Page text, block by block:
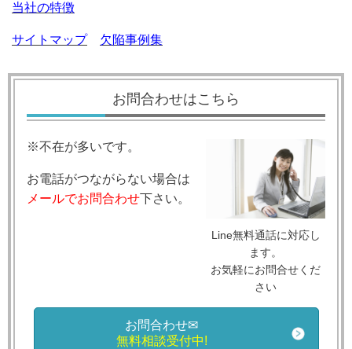
当社の特徴
サイトマップ 欠陥事例集
お問合わせはこちら
Line無料通話に対応し
ます。
お気軽にお問合せくだ
さい
※不在が多いです。
お電話がつながらない場合は
メールでお問合わせ下さい。
お問合わせ✉
無料相談受付中!